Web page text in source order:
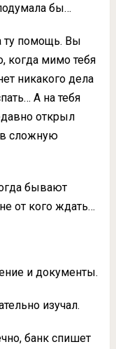
бы…
ту помощь. Вы
когда мимо тебя
никакого дела
А на тебя
открыл
сложную
бывают
от кого ждать…
и документы.
изучал.
банк спишет